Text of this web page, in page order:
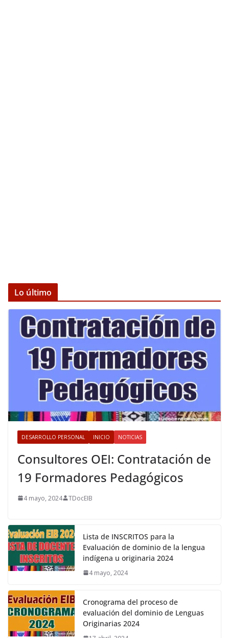
Lo último
DESARROLLO PERSONAL INICIO NOTICIAS
Consultores OEI: Contratación de
19 Formadores Pedagógicos
4 mayo, 2024 TDocEIB
Lista de INSCRITOS para la
Evaluación de dominio de la lengua
indígena u originaria 2024
4 mayo, 2024
Cronograma del proceso de
evaluación del dominio de Lenguas
Originarias 2024